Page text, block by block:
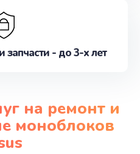
запчасти - до 3-х лет
на ремонт и
моноблоков